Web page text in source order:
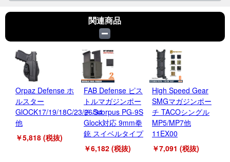
関連商品
Orpaz Defense ホ
ルスター
GlOCK17/19/18C/23/26/34
他
￥5,818 (税抜)
FAB Defense ピス
トルマガジンポー
チ Scorpus PG-9S
Glock対応 9mm拳
銃 スイベルタイプ
￥6,182 (税抜)
High Speed Gear
SMGマガジンポー
チ TACOシングル
MP5/MP7他
11EX00
￥7,091 (税抜)